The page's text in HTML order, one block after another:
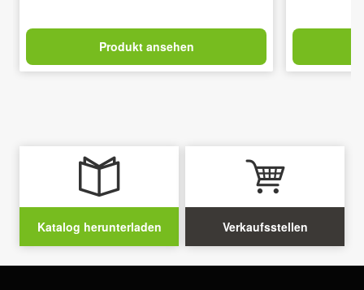
Produkt ansehen
Katalog herunterladen Verkaufsstellen